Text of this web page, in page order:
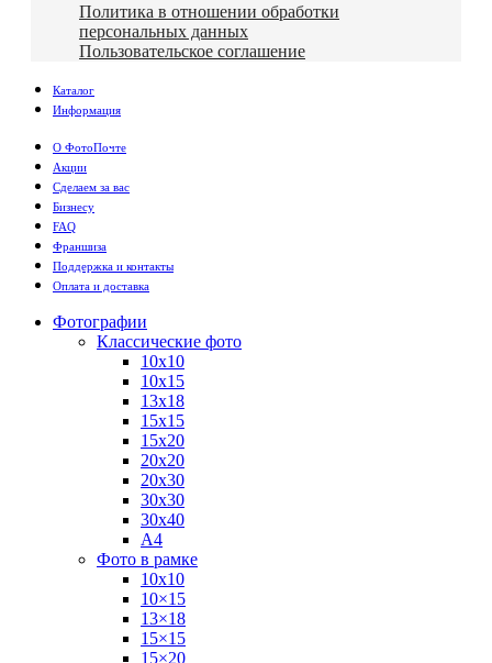
Политика в отношении обработки
персональных данных
Пользовательское соглашение
Каталог
Информация
О ФотоПочте
Акции
Сделаем за вас
Бизнесу
FAQ
Франшиза
Поддержка и контакты
Оплата и доставка
Фотографии
Классические фото
10х10
10х15
13х18
15х15
15х20
20х20
20х30
30х30
30х40
А4
Фото в рамке
10х10
10×15
13×18
15×15
15×20